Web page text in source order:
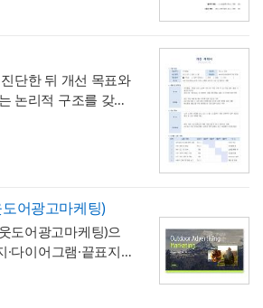
표를 마련해두는 것
연차휴가는 원칙적
본이며, 시간단위 사
니라 회사가 취업규
도입하는 제도이므
장 중요합니다. 휴직
승인된 휴직원 내용
휴직일수는 달력상 실
재해야 이후 급여나
는 것이 일반적이며,
인 사유를 명시하는
를 발급한 이후에는
(납부예외 신청 등)
인하고, 급여대장에
니다.
사유(예 : 설계 변경,
)를 구체적으로 기재
맞춰 기재하는 일이
자여부를 "하자 없
도 하자보증기간 내
수 있으므로, 이 확
야 합니다.
과 완료의 정확한 대조
실사를 통해 실제 완
확인한 뒤 계획 수량
로 남겨, 나중에 왜
근거를 확인할 수 있
다. 특이사항란에는
한 사항(부식, 노후
리 결과를 함께 기록
단한 뒤 개선 목표와
논리적 구조를 갖춘
개선분야를 IT·전산,
질 등으로 체크박스
준 양식으로 통일 관리
현황과 문제점으로
상 나열이 아니라
관계를 명확히 제시
구분해, 무엇을 이
과 무엇이 좋아지는지
로써 보고받는 결재
당자와 주차별 일정
릭스 형태로 배치해,
어광고마케팅)
도어광고마케팅)으
·다이어그램·끝표지로
테이션 템플릿입니
라임그린 포인트 컬러